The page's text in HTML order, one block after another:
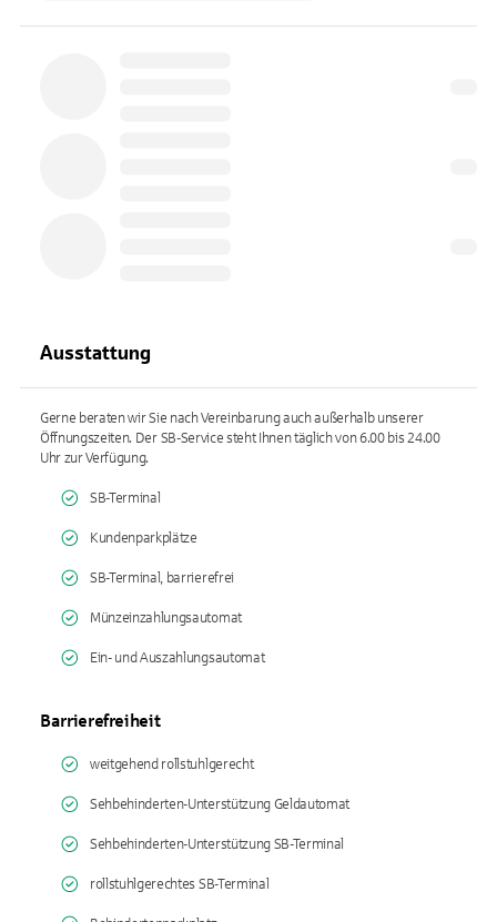
Ausstattung
Gerne beraten wir Sie nach Vereinbarung auch außerhalb unserer
Öffnungszeiten. Der SB-Service steht Ihnen täglich von 6.00 bis 24.00
Uhr zur Verfügung.
SB-Terminal
Kundenparkplätze
SB-Terminal, barrierefrei
Münzeinzahlungsautomat
Ein- und Auszahlungsautomat
Barrierefreiheit
weitgehend rollstuhlgerecht
Sehbehinderten-Unterstützung Geldautomat
Sehbehinderten-Unterstützung SB-Terminal
rollstuhlgerechtes SB-Terminal